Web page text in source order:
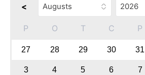
<
P O T C P
27 28 29 30 31
3 4 5 6 7